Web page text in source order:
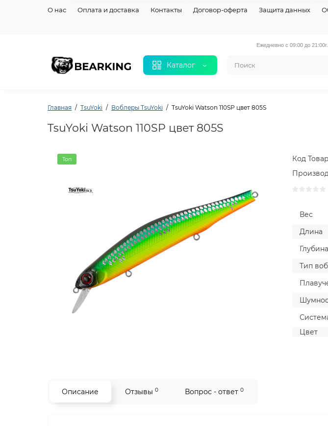
О нас Оплата и доставка Контакты Договор-оферта Защита данных
Каталог
Ежедневно с 09:00 до 21:00
Главная TsuYoki Воблеры TsuYoki TsuYoki Watson 110SP цвет 805S
TsuYoki Watson 110SP цвет 805S
Топ Код
Вес
Длина
Тип
Цвет
Описание Отзывы 0 Вопрос - ответ 0